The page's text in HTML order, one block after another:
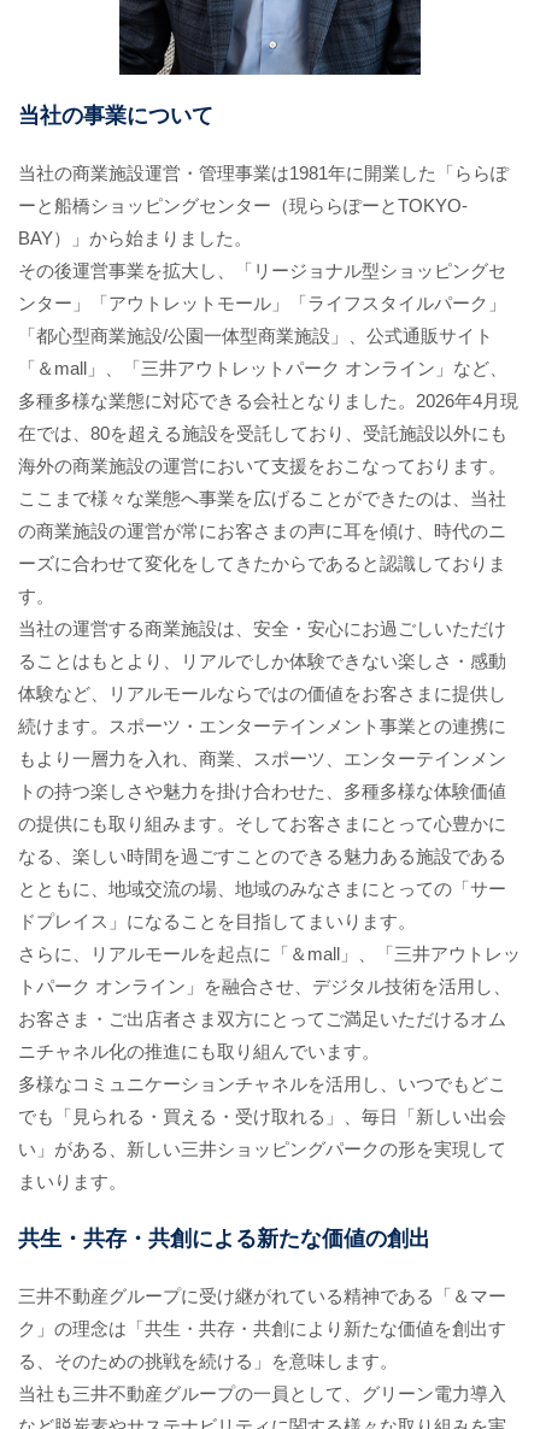
当社の事業について
当社の商業施設運営・管理事業は1981年に開業した「ららぽ
ーと船橋ショッピングセンター（現ららぽーとTOKYO-
BAY）」から始まりました。
その後運営事業を拡大し、「リージョナル型ショッピングセ
ンター」「アウトレットモール」「ライフスタイルパーク」
「都心型商業施設/公園一体型商業施設」、公式通販サイト
「＆mall」、「三井アウトレットパーク オンライン」など、
多種多様な業態に対応できる会社となりました。2026年4月現
在では、80を超える施設を受託しており、受託施設以外にも
海外の商業施設の運営において支援をおこなっております。
ここまで様々な業態へ事業を広げることができたのは、当社
の商業施設の運営が常にお客さまの声に耳を傾け、時代のニ
ーズに合わせて変化をしてきたからであると認識しておりま
す。
当社の運営する商業施設は、安全・安心にお過ごしいただけ
ることはもとより、リアルでしか体験できない楽しさ・感動
体験など、リアルモールならではの価値をお客さまに提供し
続けます。スポーツ・エンターテインメント事業との連携に
もより一層力を入れ、商業、スポーツ、エンターテインメン
トの持つ楽しさや魅力を掛け合わせた、多種多様な体験価値
の提供にも取り組みます。そしてお客さまにとって心豊かに
なる、楽しい時間を過ごすことのできる魅力ある施設である
とともに、地域交流の場、地域のみなさまにとっての「サー
ドプレイス」になることを目指してまいります。
さらに、リアルモールを起点に「＆mall」、「三井アウトレッ
トパーク オンライン」を融合させ、デジタル技術を活用し、
お客さま・ご出店者さま双方にとってご満足いただけるオム
ニチャネル化の推進にも取り組んでいます。
多様なコミュニケーションチャネルを活用し、いつでもどこ
でも「見られる・買える・受け取れる」、毎日「新しい出会
い」がある、新しい三井ショッピングパークの形を実現して
まいります。
共生・共存・共創による新たな価値の創出
三井不動産グループに受け継がれている精神である「＆マー
ク」の理念は「共生・共存・共創により新たな価値を創出す
る、そのための挑戦を続ける」を意味します。
当社も三井不動産グループの一員として、グリーン電力導入